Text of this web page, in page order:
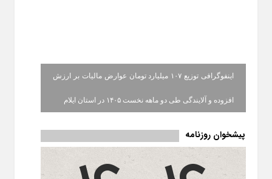
اینفوگرافی توزیع ۱۰۷ میلیارد تومان عوارض مالیات بر ارزش
افزوده و آلایندگی طی دو ماهه نخست ۱۴۰۵ در استان ایلام
پیشخوان روزنامه